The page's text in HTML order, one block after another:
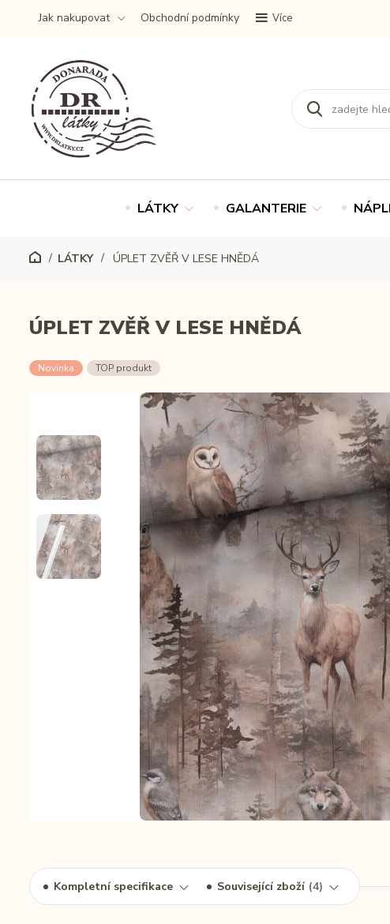
Jak nakupovat Obchodní podmínky Více
LÁTKY GALANTERIE
LÁTKY ÚPLET ZVĚŘ V LESE HNĚDÁ
ÚPLET ZVĚŘ V LESE HNĚDÁ
Novinka TOP produkt
Kompletní specifikace Související zboží 4